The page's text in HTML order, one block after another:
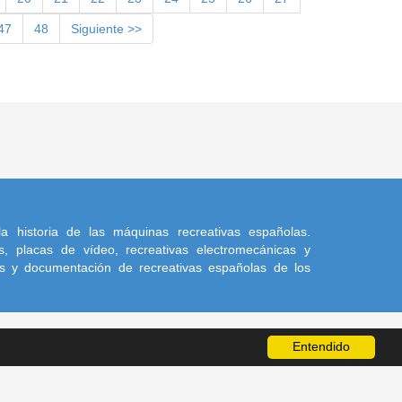
Entendido
48 Siguiente >>
historia de las máquinas recreativas españolas.
placas de vídeo, recreativas electromecánicas y
y documentación de recreativas españolas de los